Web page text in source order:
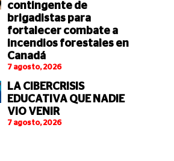
contingente de
brigadistas para
fortalecer combate a
incendios forestales en
Canadá
7 agosto, 2026
LA CIBERCRISIS
EDUCATIVA QUE NADIE
VIO VENIR
7 agosto, 2026